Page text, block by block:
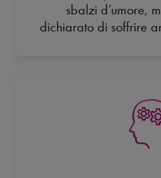
sbalzi d’umore,
dichiarato di soffrire